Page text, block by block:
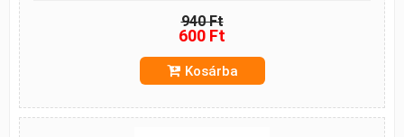
940 Ft
600 Ft
Kosárba